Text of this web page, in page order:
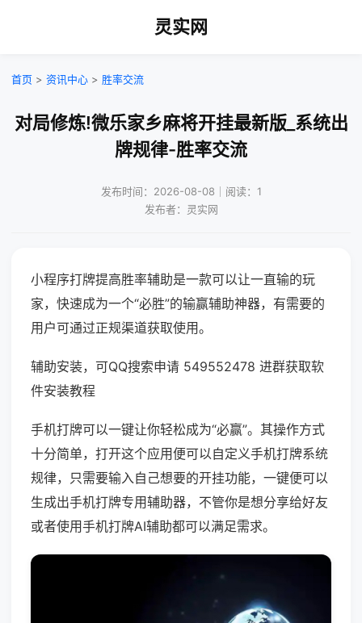
灵实网
首页 > 资讯中心 > 胜率交流
对局修炼!微乐家乡麻将开挂最新版_系统出
牌规律-胜率交流
发布时间：2026-08-08｜阅读：1
发布者：灵实网
小程序打牌提高胜率辅助是一款可以让一直输的玩
家，快速成为一个“必胜”的输赢辅助神器，有需要的
用户可通过正规渠道获取使用。
辅助安装，可QQ搜索申请 549552478 进群获取软
件安装教程
手机打牌可以一键让你轻松成为“必赢”。其操作方式
十分简单，打开这个应用便可以自定义手机打牌系统
规律，只需要输入自己想要的开挂功能，一键便可以
生成出手机打牌专用辅助器，不管你是想分享给好友
或者使用手机打牌AI辅助都可以满足需求。